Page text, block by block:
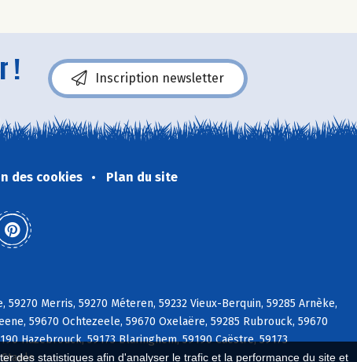
des statistiques afin d'analyser le trafic et la performance du site et
! Inscription newsletter
des cookies Plan du site
Merris, 59270 Méteren, 59232 Vieux-Berquin, 59285 Arnèke,
59670 Ochtezeele, 59670 Oxelaëre, 59285 Rubrouck, 59670
Hazebrouck, 59173 Blaringhem, 59190 Caëstre, 59173
Staple